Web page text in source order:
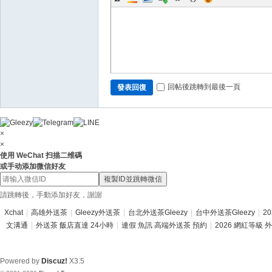
發表回復 回帖後跳轉到最後一頁
×
×
使用 WeChat 扫描二维碼
或手动添加微信好友
複製ID並跳轉微信
請跳轉後，手動添加好友，謝謝
Xchat 高雄外送茶 Gleezy外送茶 台北外送茶Gleezy 台中外送茶Gleezy
文溝通
外送茶 飯店直達 24小時 連假 魚訊 高端外送茶 預約 2026 網紅等級
Powered by Discuz! X3.5